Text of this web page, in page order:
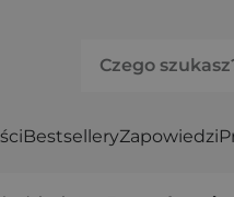
BestselleryZapowiedzi